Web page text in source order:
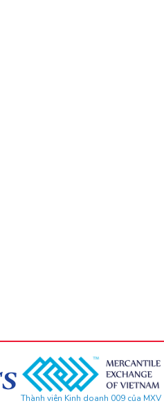
Thành viên Kinh doanh 009 của MXV